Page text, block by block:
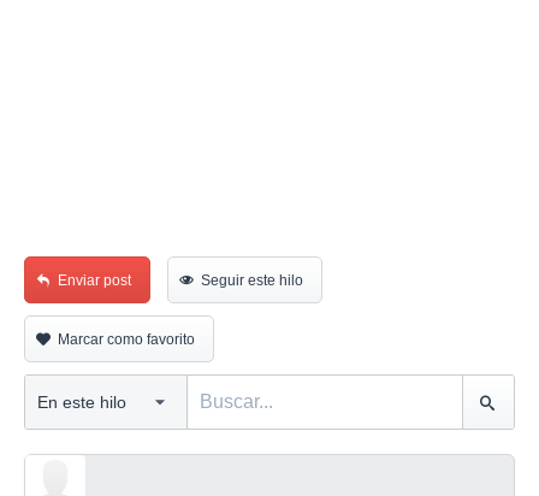
Enviar post Seguir este hilo
Marcar como favorito